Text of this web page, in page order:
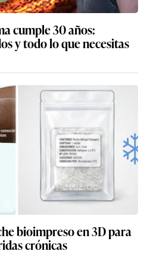
cumple 30 años:
y todo lo que necesitas
bioimpreso en 3D para
crónicas